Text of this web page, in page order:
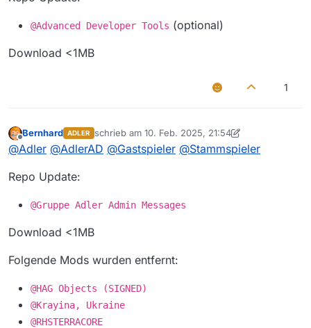
@Advanced Developer Tools (optional)
Download <1MB
1
Offline
Bernhard ADLER schrieb am 10. Feb. 2025, 21:54
zuletzt editiert von Bernhard3. Mai 2025, 20:50
@Adler @AdlerAD @Gastspieler @Stammspieler
Repo Update:
@Gruppe Adler Admin Messages
Download <1MB
Folgende Mods wurden entfernt:
@HAG Objects (SIGNED)
@Krayina, Ukraine
@RHSTERRACORE